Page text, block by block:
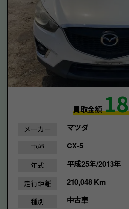
買取金額18
メーカー マツダ
車種 CX-5
年式 平成25年/2013年
走行距離 210,048 Km
種別 中古車